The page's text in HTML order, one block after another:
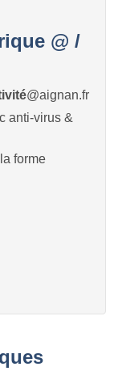
@ /
@aignan.fr
anti-virus &
forme